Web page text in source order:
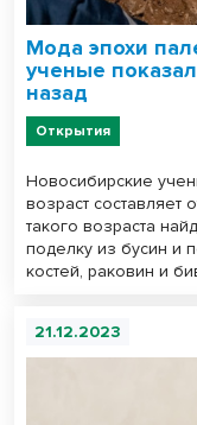
Мода эпохи
ученые
назад
Открытия
Новосибирские
возраст составляет
такого возраста
поделку из бусин и
костей, раковин и
21.12.2023